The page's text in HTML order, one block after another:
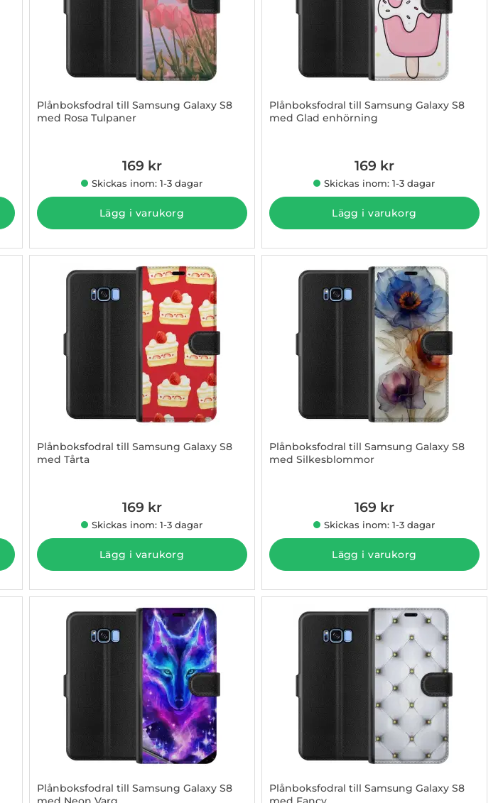
Plånboksfodral till Samsung Galaxy S8
med Rosa Tulpaner
169 kr
Skickas inom: 1-3 dagar
Lägg i varukorg
Plånboksfodral till Samsung Galaxy S8
med Glad enhörning
169 kr
Skickas inom: 1-3 dagar
Lägg i varukorg
Plånboksfodral till Samsung Galaxy S8
med Tårta
169 kr
Skickas inom: 1-3 dagar
Lägg i varukorg
Plånboksfodral till Samsung Galaxy S8
med Silkesblommor
169 kr
Skickas inom: 1-3 dagar
Lägg i varukorg
Plånboksfodral till Samsung Galaxy S8
Plånboksfodral till Samsung Galaxy S8